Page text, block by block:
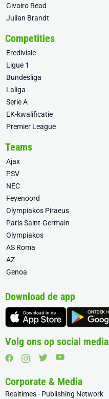
Givairo Read
Julian Brandt
Competities
Eredivisie
Ligue 1
Bundesliga
Laliga
Serie A
EK-kwalificatie
Premier League
Teams
Ajax
PSV
NEC
Feyenoord
Olympiakos Piraeus
Paris Saint-Germain
Olympiakos
AS Roma
AZ
Genoa
Download de app
Volg ons op social media
Corporate & Media
Realtimes - Publishing Network